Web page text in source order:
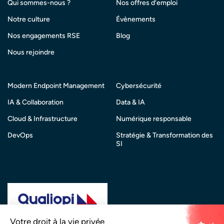
Qui sommes-nous ?
Notre culture
Nos engagements RSE
Nous rejoindre
Nos offres d’emploi
Évènements
Blog
Modern Endpoint Management
IA & Collaboration
Cloud & Infrastructure
DevOps
Cybersécurité
Data & IA
Numérique responsable
Stratégie & Transformation des
SI